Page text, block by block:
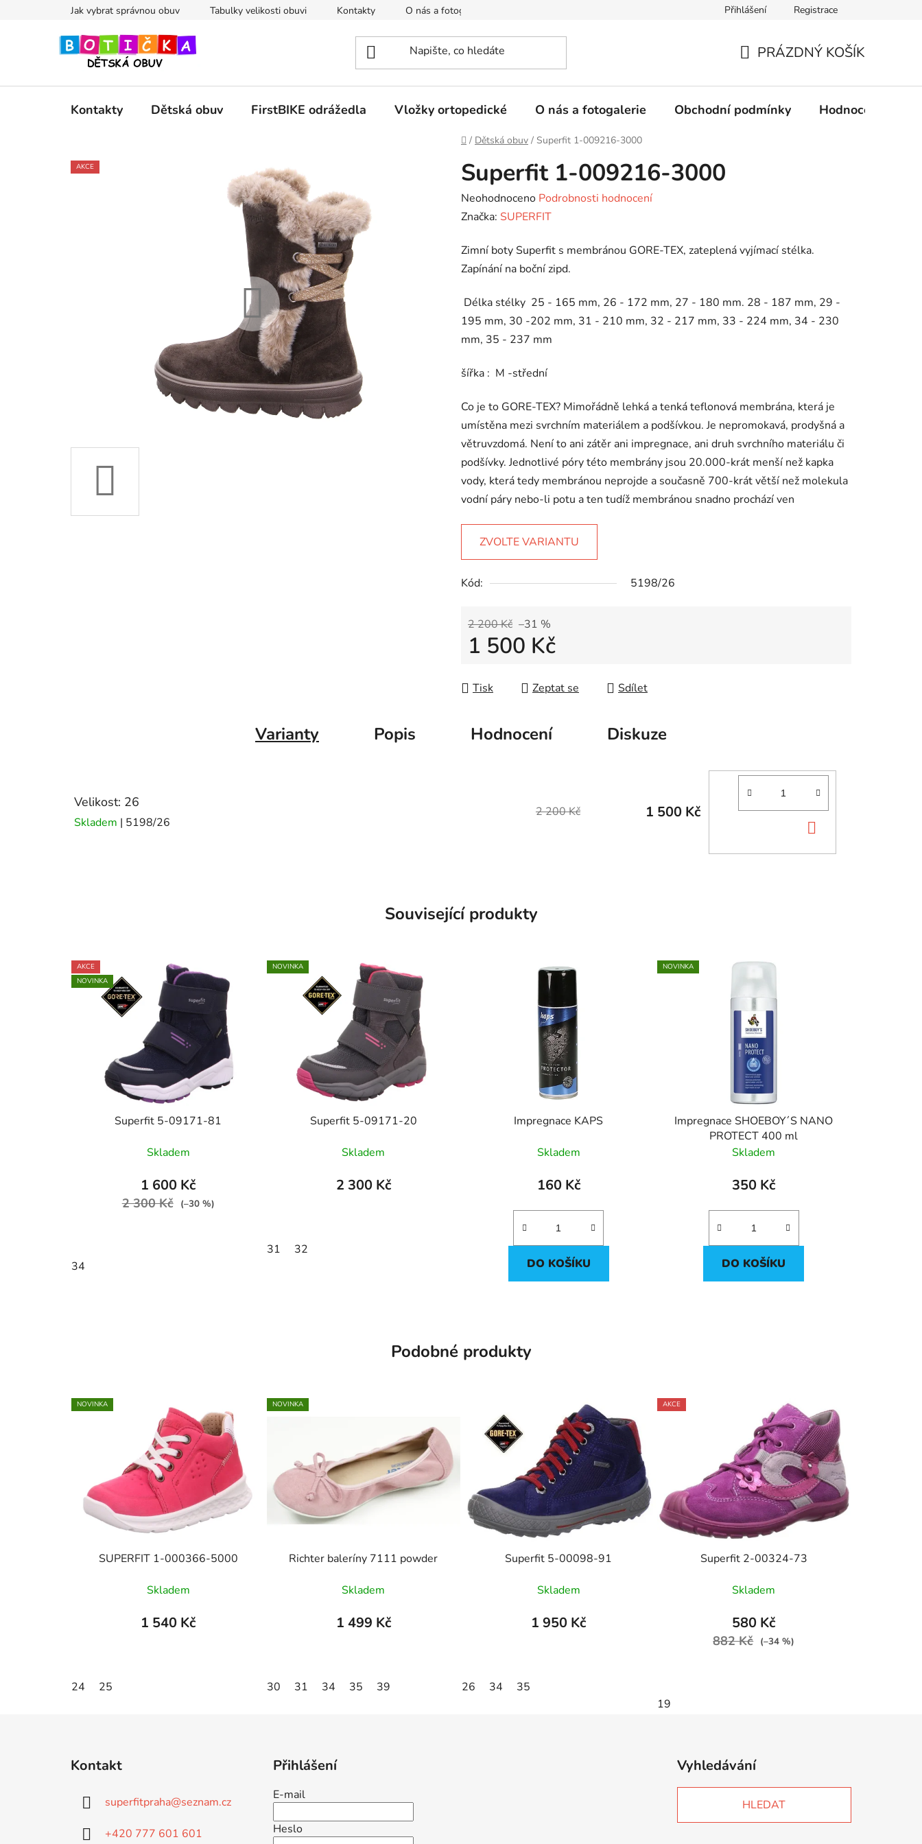
Jak vybrat správnou obuv Tabulky velikosti obuvi Kontakty O nás a fotogalerie Ochrana osobních údajů
Přihlášení Registrace
KOŠÍK
PRÁZDNÝ KOŠÍK
Kontakty Dětská obuv FirstBIKE odrážedla Vložky ortopedické O nás a fotogalerie Obchodní podmínky Hodnocení
Domů
/ Dětská obuv / Superfit 1-009216-3000
Superfit 1-009216-3000
Průměrné
hodnocení
je
0,0
5
hvězdiček.
Neohodnoceno Podrobnosti hodnocení
Značka: SUPERFIT
Zimní boty Superfit s membránou GORE-TEX, zateplená vyjímací stélka.
Zapínání na boční zipd.
Délka stélky 25 - 165 mm, 26 - 172 mm, 27 - 180 mm. 28 - 187 mm, 29 -
195 mm, 30 -202 mm, 31 - 210 mm, 32 - 217 mm, 33 - 224 mm, 34 - 230
mm, 35 - 237 mm
šířka : M -střední
Co je to GORE-TEX? Mimořádně lehká a tenká teflonová membrána, která je
umístěna mezi svrchním materiálem a podšívkou. Je nepromokavá, prodyšná a
větruvzdomá. Není to ani zátěr ani impregnace, ani druh svrchního materiálu či
podšívky. Jednotlivé póry této membrány jsou 20.000-krát menší než kapka
vody, která tedy membránou neprojde a současně 700-krát větší než molekula
vodní páry nebo-li potu a ten tudíž membránou snadno prochází ven
ZVOLTE VARIANTU
Kód: 5198/26
2 200 Kč –31 %
1 500 Kč
Tisk
Zeptat se Sdílet
AKCE
Varianty Popis Hodnocení Diskuze
Velikost: 26
Skladem | 5198/26
2 200 Kč 1 500 Kč
KOŠÍKU
Související produkty
AKCE
NOVINKA
Superfit 5-09171-81
Skladem
1 600 Kč
2 300 Kč (–30 %)
34
NOVINKA
Superfit 5-09171-20
Skladem
2 300 Kč
31 32
Impregnace KAPS
Skladem
160 Kč
DO KOŠÍKU
NOVINKA
Impregnace SHOEBOY´S NANO
PROTECT 400 ml
Skladem
350 Kč
DO KOŠÍKU
Podobné produkty
NOVINKA
SUPERFIT 1-000366-5000
Skladem
1 540 Kč
24 25
NOVINKA
Richter baleríny 7111 powder
Skladem
1 499 Kč
30 31 34 35 39
Superfit 5-00098-91
Skladem
1 950 Kč
26 34 35
AKCE
Superfit 2-00324-73
Skladem
580 Kč
882 Kč (–34 %)
19
Kontakt
superfitpraha@seznam.cz
+420 777 601 601
Přihlášení
E-mail
Heslo
Vyhledávání
HLEDAT